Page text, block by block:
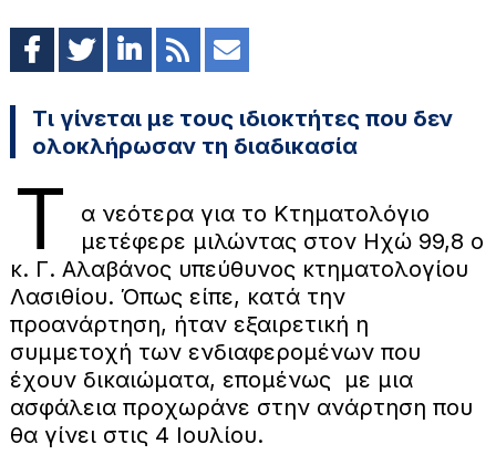
Τι γίνεται με τους ιδιοκτήτες που δεν
ολοκλήρωσαν τη διαδικασία
Τ
α νεότερα για το Κτηματολόγιο
μετέφερε μιλώντας στον Ηχώ 99,8 ο
κ. Γ. Αλαβάνος υπεύθυνος κτηματολογίου
Λασιθίου. Όπως είπε, κατά την
προανάρτηση, ήταν εξαιρετική η
συμμετοχή των ενδιαφερομένων που
έχουν δικαιώματα, επομένως με μια
ασφάλεια προχωράνε στην ανάρτηση που
θα γίνει στις 4 Ιουλίου.